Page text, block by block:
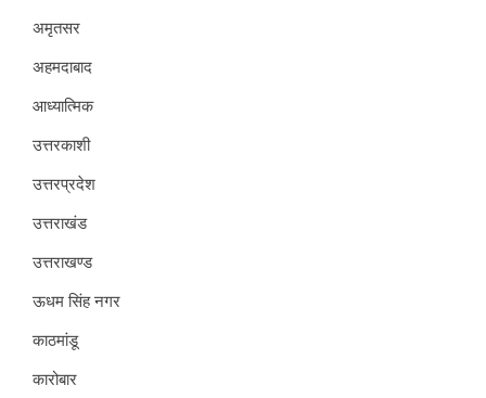
अमृतसर
अहमदाबाद
आध्यात्मिक
उत्तरकाशी
उत्तरप्रदेश
उत्तराखंड
उत्तराखण्ड
ऊधम सिंह नगर
काठमांडू
कारोबार